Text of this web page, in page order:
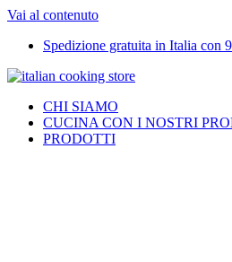
Vai al contenuto
Spedizione gratuita in Italia con
CHI SIAMO
CUCINA CON I NOSTRI
PRODOTTI